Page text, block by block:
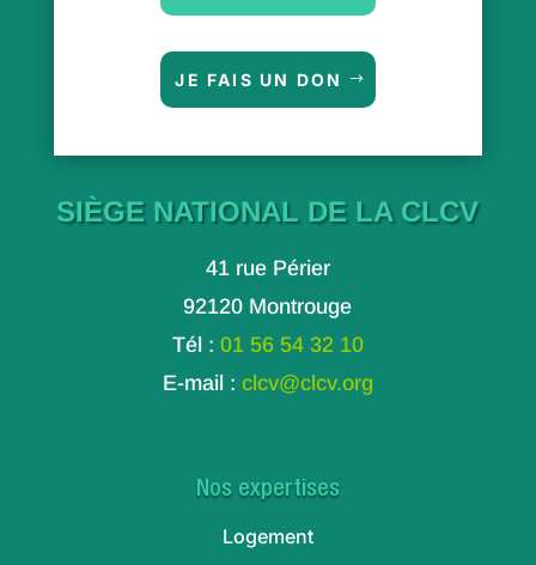
JE FAIS UN DON
SIÈGE NATIONAL DE LA CLCV
41 rue Périer
92120 Montrouge
Tél : 01 56 54 32 10
E-mail : clcv@clcv.org
Nos expertises
Logement